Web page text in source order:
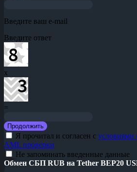
Введите ваш e-mail
Введите ответ
x
=
Я прочитал и согласен с условиями
AML проверки
Не запоминать введенные данные
Обмен СБП RUB на Tether BEP20